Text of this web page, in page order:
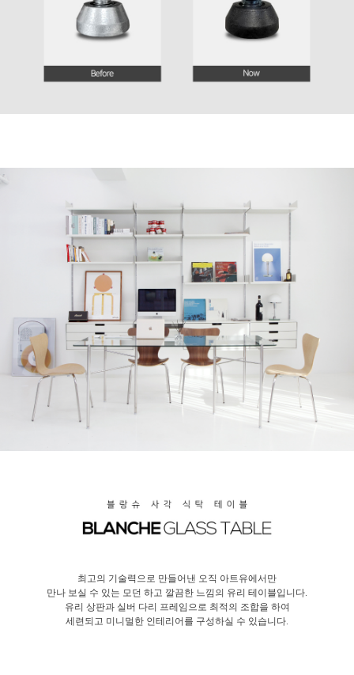
최고의 기술력으로 만들어낸 오직 아트유에서만
만나 보실 수 있는 모던 하고 깔끔한 느낌의 유리 테이블입니다.
유리 상판과 실버 다리 프레임으로 최적의 조합을 하여
세련되고 미니멀한 인테리어를 구성하실 수 있습니다.